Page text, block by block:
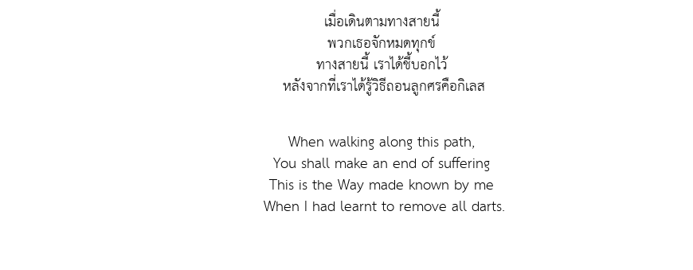
เมื่อเดินตามทางสายนี้
พวกเธอจักหมดทุกข์
ทางสายนี้ เราได้ชี้บอกไว้
หลังจากที่เราได้รู้วิธีถอนลูกศรคือกิเลส
When walking along this path,
You shall make an end of suffering
This is the Way made known by me
When I had learnt to remove all darts.